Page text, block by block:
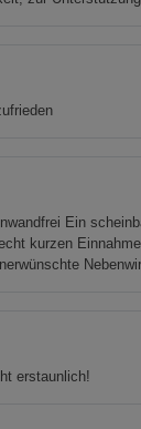
Ein
kurzen
erstaunlich!